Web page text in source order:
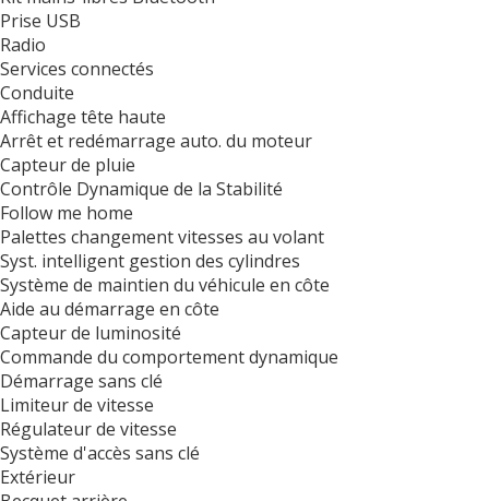
Prise USB
Radio
Services connectés
Conduite
Affichage tête haute
Arrêt et redémarrage auto. du moteur
Capteur de pluie
Contrôle Dynamique de la Stabilité
Follow me home
Palettes changement vitesses au volant
Syst. intelligent gestion des cylindres
Système de maintien du véhicule en côte
Aide au démarrage en côte
Capteur de luminosité
Commande du comportement dynamique
Démarrage sans clé
Limiteur de vitesse
Régulateur de vitesse
Système d'accès sans clé
Extérieur